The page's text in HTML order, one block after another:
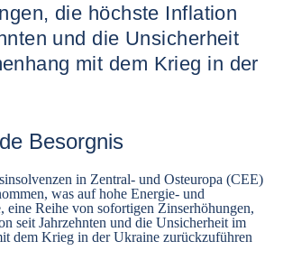
die höchste Inflation
und die Unsicherheit
mit dem Krieg in der
Besorgnis
in Zentral- und Osteuropa (CEE)
was auf hohe Energie- und
eine Reihe von sofortigen Zinserhöhungen,
seit Jahrzehnten und die Unsicherheit im
dem Krieg in der Ukraine zurückzuführen